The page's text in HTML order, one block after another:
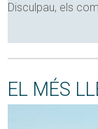
Disculpau, els
EL MÉS